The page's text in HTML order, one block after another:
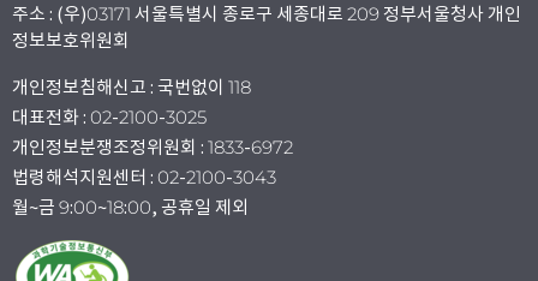
주소 : (우)03171 서울특별시 종로구 세종대로 209 정부서울청사 개인
정보보호위원회
개인정보침해신고 : 국번없이 118
대표전화 : 02-2100-3025
개인정보분쟁조정위원회 : 1833-6972
법령해석지원센터 : 02-2100-3043
월~금 9:00~18:00, 공휴일 제외